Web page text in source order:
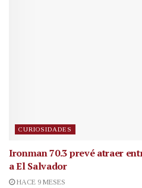
CURIOSIDADES
Ironman 70.3 prevé atraer
a El Salvador
HACE 9 MESES